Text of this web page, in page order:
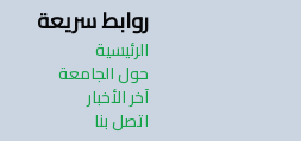
روابط سريعة
الرئيسية
حول الجامعة
آخر الأخبار
اتصل بنا